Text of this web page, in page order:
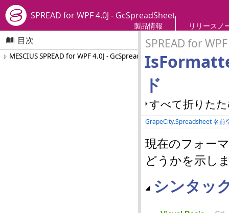
SPREAD for WPF 4.0J - GcSpreadSheet
製品情報 リリースノ